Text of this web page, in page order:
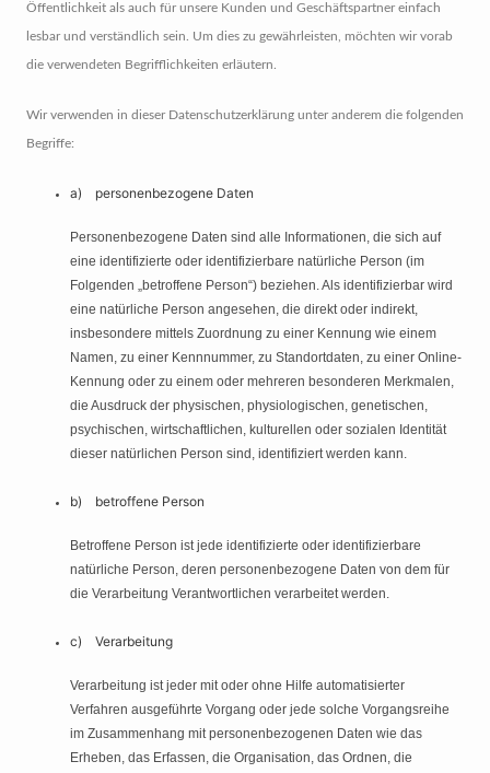
Öffentlichkeit als auch für unsere Kunden und Geschäftspartner einfach
lesbar und verständlich sein. Um dies zu gewährleisten, möchten wir vorab
die verwendeten Begrifflichkeiten erläutern.
Wir verwenden in dieser Datenschutzerklärung unter anderem die folgenden
Begriffe:
a) personenbezogene Daten
Personenbezogene Daten sind alle Informationen, die sich auf
eine identifizierte oder identifizierbare natürliche Person (im
Folgenden „betroffene Person“) beziehen. Als identifizierbar wird
eine natürliche Person angesehen, die direkt oder indirekt,
insbesondere mittels Zuordnung zu einer Kennung wie einem
Namen, zu einer Kennnummer, zu Standortdaten, zu einer Online-
Kennung oder zu einem oder mehreren besonderen Merkmalen,
die Ausdruck der physischen, physiologischen, genetischen,
psychischen, wirtschaftlichen, kulturellen oder sozialen Identität
dieser natürlichen Person sind, identifiziert werden kann.
b) betroffene Person
Betroffene Person ist jede identifizierte oder identifizierbare
natürliche Person, deren personenbezogene Daten von dem für
die Verarbeitung Verantwortlichen verarbeitet werden.
c) Verarbeitung
Verarbeitung ist jeder mit oder ohne Hilfe automatisierter
Verfahren ausgeführte Vorgang oder jede solche Vorgangsreihe
im Zusammenhang mit personenbezogenen Daten wie das
Erheben, das Erfassen, die Organisation, das Ordnen, die